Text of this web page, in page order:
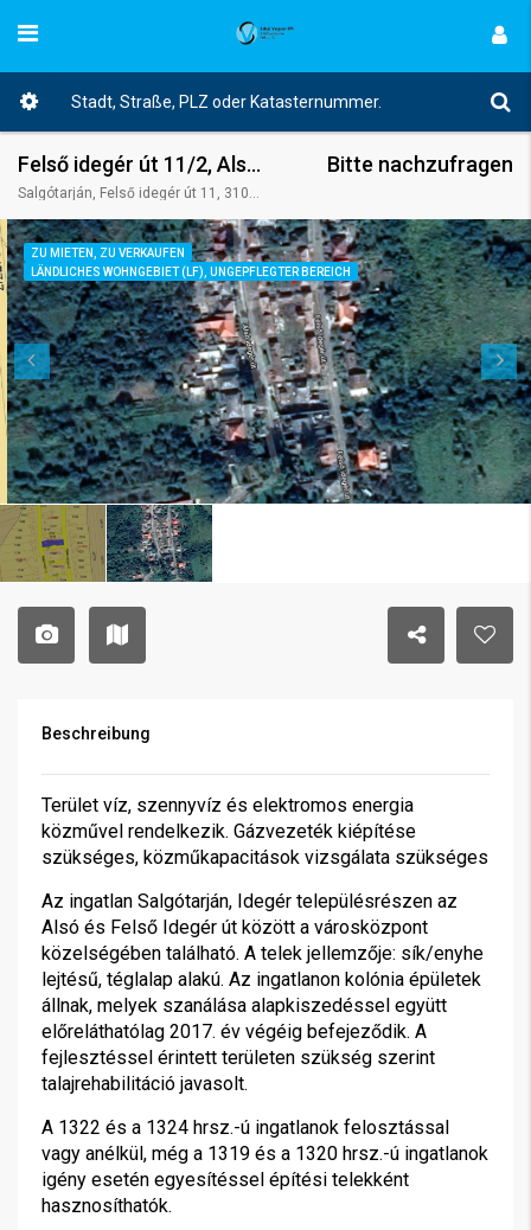
Felső idegér út 11/2, Alsó idegér út 10.
Salgótarján, Felső idegér út 11, 3100 Ungarn
Bitte nachzufragen
ZU MIETEN, ZU VERKAUFEN
LÄNDLICHES WOHNGEBIET (LF), UNGEPFLEGTER BEREICH
Beschreibung
Terület víz, szennyvíz és elektromos energia
közművel rendelkezik. Gázvezeték kiépítése
szükséges, közműkapacitások vizsgálata szükséges
Az ingatlan Salgótarján, Idegér településrészen az
Alsó és Felső Idegér út között a városközpont
közelségében található. A telek jellemzője: sík/enyhe
lejtésű, téglalap alakú. Az ingatlanon kolónia épületek
állnak, melyek szanálása alapkiszedéssel együtt
előreláthatólag 2017. év végéig befejeződik. A
fejlesztéssel érintett területen szükség szerint
talajrehabilitáció javasolt.
A 1322 és a 1324 hrsz.-ú ingatlanok felosztással
vagy anélkül, még a 1319 és a 1320 hrsz.-ú ingatlanok
igény esetén egyesítéssel építési telekként
hasznosíthatók.